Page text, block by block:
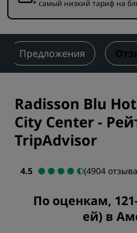
* самый низкий тариф на
Предложения
Radisson Blu
City Center-
TripAdvisor
4.5 (4904
По оценкам,
ей) в